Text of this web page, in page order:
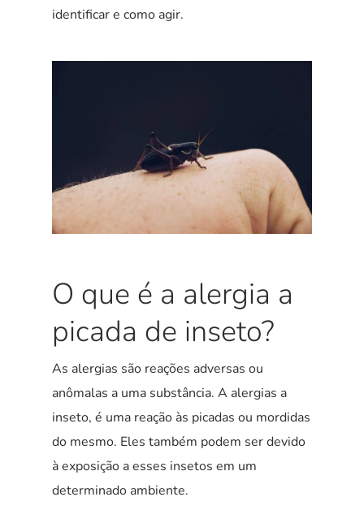
identificar e como agir.
O que é a alergia a
picada de inseto?
As alergias são reações adversas ou
anômalas a uma substância. A alergias a
inseto, é uma reação às picadas ou mordidas
do mesmo. Eles também podem ser devido
à exposição a esses insetos em um
determinado ambiente.